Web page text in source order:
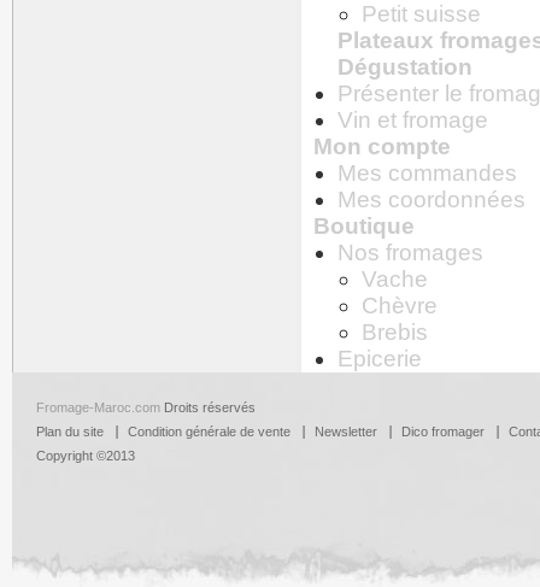
Petit suisse
Plateaux
Dégustation
Présenter le
Vin et fromage
Mon compte
Mes commandes
Mes coordonnées
Boutique
Nos fromages
Vache
Chèvre
Brebis
Epicerie
Fromage-Maroc.com Droits réservés
Plan du site
Condition générale de vente Newsletter Dico fromager
Copyright ©2013